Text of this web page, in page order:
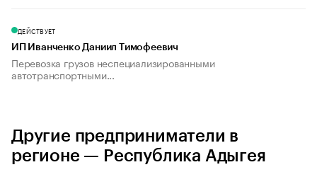
ДЕЙСТВУЕТ
ИП Иванченко Даниил Тимофеевич
Перевозка грузов неспециализированными
автотранспортными...
Другие предприниматели в
регионе — Республика Адыгея